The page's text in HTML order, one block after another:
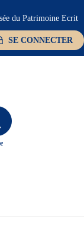
du Patrimoine Ecrit
SE CONNECTER